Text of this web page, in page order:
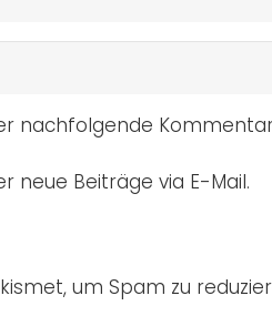
nachfolgende
neue Beiträge via E-Mail.
um Spam zu